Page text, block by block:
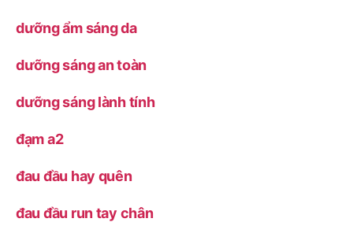
dưỡng ẩm sáng da
dưỡng sáng an toàn
dưỡng sáng lành tính
đạm a2
đau đầu hay quên
đau đầu run tay chân